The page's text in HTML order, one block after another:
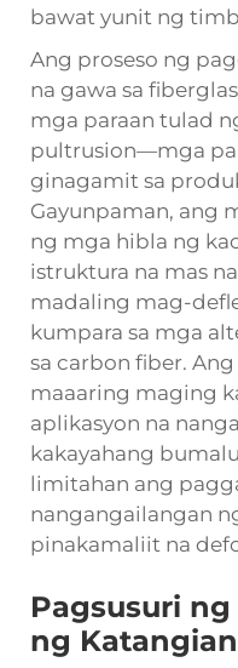
bawat yunit ng
Ang proseso ng
na gawa sa
mga paraan tulad
pultrusion—mga
ginagamit sa
Gayunpaman, ang
ng mga hibla ng
istruktura na mas
madaling mag-
kumpara sa mga
sa carbon fiber.
maaaring maging
aplikasyon na
kakayahang
limitahan ang
nangangailangan
pinakamaliit na
Pagsusuri
ng